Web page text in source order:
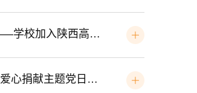
赓续红色血脉 赋能“大思政课” ——学校加入陕西高校革命文化传承联盟
机关党委赴长安福海养老院开展爱心捐献主题党日活动